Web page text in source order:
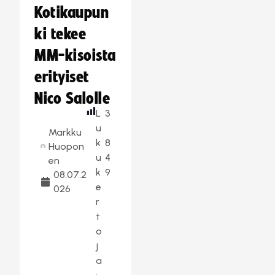
Kotikaupun
ki tekee
MM-kisoista
erityiset
Nico Salolle
Markku
Huopon
en
08.07.2
026
L
u
k
u
k
e
r
t
o
j
a
3
8
4
9